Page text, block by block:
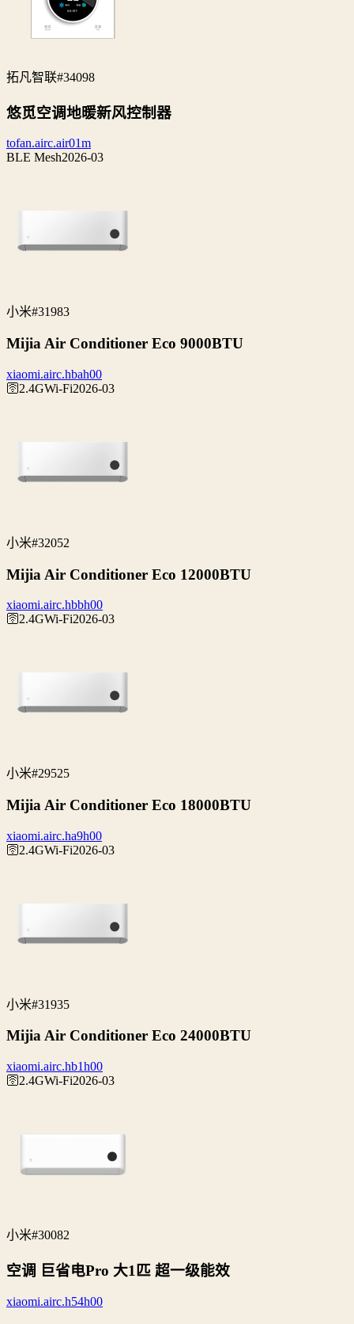
拓凡智联#34098
悠觅空调地暖新风控制器
tofan.airc.air01m
BLE Mesh2026-03
小米#31983
Mijia Air Conditioner Eco 9000BTU
xiaomi.airc.hbah00
🛜2.4GWi‑Fi2026-03
小米#32052
Mijia Air Conditioner Eco 12000BTU
xiaomi.airc.hbbh00
🛜2.4GWi‑Fi2026-03
小米#29525
Mijia Air Conditioner Eco 18000BTU
xiaomi.airc.ha9h00
🛜2.4GWi‑Fi2026-03
小米#31935
Mijia Air Conditioner Eco 24000BTU
xiaomi.airc.hb1h00
🛜2.4GWi‑Fi2026-03
小米#30082
空调 巨省电Pro 大1匹 超一级能效
xiaomi.airc.h54h00